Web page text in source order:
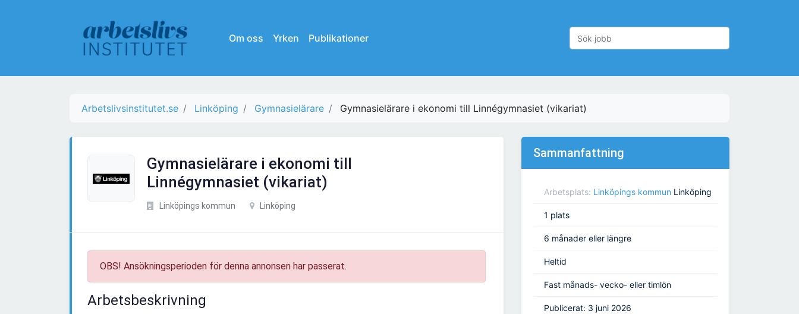
Om oss Yrken Publikationer
Arbetslivsinstitutet.se Linköping Gymnasielärare Gymnasielärare i ekonomi till Linnégymnasiet (vikariat)
Gymnasielärare i ekonomi till
Linnégymnasiet (vikariat)
Linköpings kommun Linköping
OBS! Ansökningsperioden för denna annonsen har passerat.
Arbetsbeskrivning
Sammanfattning
Arbetsplats: Linköpings kommun Linköping
1 plats
6 månader eller längre
Heltid
Fast månads- vecko- eller timlön
Publicerat: 3 juni 2026